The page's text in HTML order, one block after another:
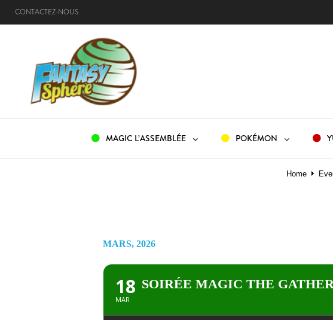
CONTACTEZ-NOUS
MAGIC L’ASSEMBLÉE POKÉMON
Home
MARS, 2026
18
MAR
SOIRÉE MAGIC THE